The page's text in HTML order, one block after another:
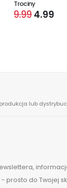
Trociny
4.99
9.99
lub
prosto do Twojej